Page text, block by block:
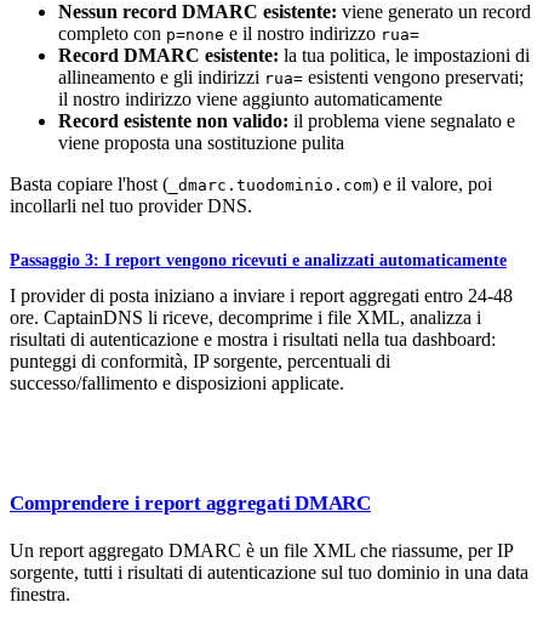
Nessun record DMARC esistente: viene generato un record
completo con p=none e il nostro indirizzo rua=
Record DMARC esistente: la tua politica, le impostazioni di
allineamento e gli indirizzi rua= esistenti vengono preservati;
il nostro indirizzo viene aggiunto automaticamente
Record esistente non valido: il problema viene segnalato e
viene proposta una sostituzione pulita
Basta copiare l'host ( _dmarc.tuodominio.com) e il valore, poi
incollarli nel tuo provider DNS.
Passaggio 3: I report vengono ricevuti e analizzati automaticamente
I provider di posta iniziano a inviare i report aggregati entro 24-48
ore. CaptainDNS li riceve, decomprime i file XML, analizza i
risultati di autenticazione e mostra i risultati nella tua dashboard:
punteggi di conformità, IP sorgente, percentuali di
successo/fallimento e disposizioni applicate.
Comprendere i report aggregati DMARC
Un report aggregato DMARC è un file XML che riassume, per IP
sorgente, tutti i risultati di autenticazione sul tuo dominio in una data
finestra.